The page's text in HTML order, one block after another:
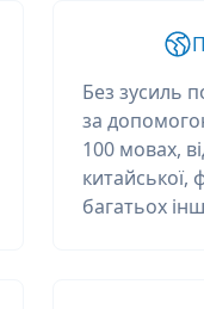
Без зусиль
за
100 мовах,
китайської,
багатьох